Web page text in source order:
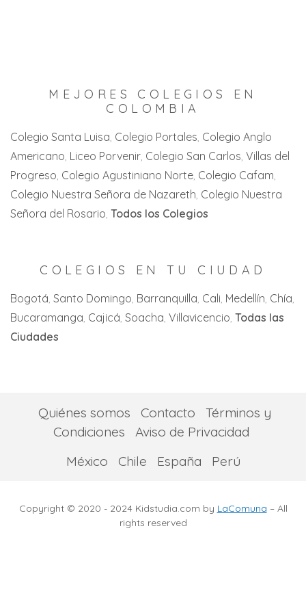
Zaragoza
Zipaquirá
San Joaquín
Villa del Rosario
Santa Isabel
Villahermosa
Candelaria
Cartago
Jamundi
La Florida
La Victoria
Palmira
San Pedro
MEJORES COLEGIOS EN
COLOMBIA
Colegio Santa Luisa Colegio Portales Colegio Anglo
Americano Liceo Porvenir Colegio San Carlos Villas del
Progreso Colegio Agustiniano Norte Colegio Cafam
Colegio Nuestra Señora de Nazareth Colegio Nuestra
Señora del Rosario Todos los Colegios
COLEGIOS EN TU CIUDAD
Bogotá Santo Domingo Barranquilla Cali Medellín Chía
Bucaramanga Cajicá Soacha Villavicencio Todas las
Ciudades
Quiénes somos Contacto
Términos y
Condiciones
Aviso de Privacidad
México
Chile España Perú
Copyright © 2020 - 2024 Kidstudia.com by LaComuna – All
rights reserved